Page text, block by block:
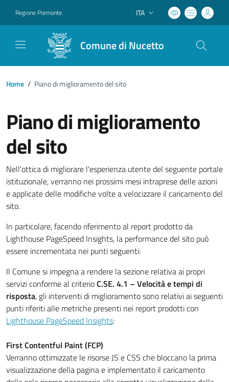
Regione Piemonte Lingua attiva:
ITA
Comune di Nucetto
Home / Piano di miglioramento del sito
Piano di miglioramento
del sito
Nell'ottica di migliorare l'esperienza utente del seguente portale
istituzionale, verranno nei prossimi mesi intraprese delle azioni
e applicate delle modifiche volte a velocizzare il caricamento del
sito.
In particolare, facendo riferimento al report prodotto da
Lighthouse PageSpeed Insights, la performance del sito può
essere incrementata nei punti seguenti:
Il Comune si impegna a rendere la sezione relativa ai propri
servizi conforme al criterioC.SE. 4.1 – Velocità e tempi di
risposta, gli interventi di miglioramento sono relativi ai seguenti
punti riferiti alle metriche presenti nei report prodotti con
Lighthouse PageSpeed Insights:
First Contentful Paint (FCP)
Verranno ottimizzate le risorse JS e CSS che bloccano la prima
visualizzazione della pagina e implementato il caricamento